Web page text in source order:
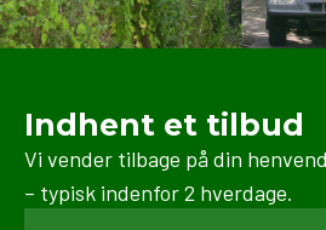
Indhent et tilbud
Vi vender tilbage på din
– typisk indenfor 2 hverdage.